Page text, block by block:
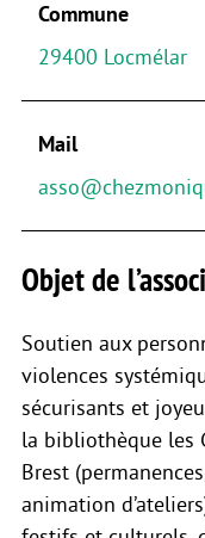
Commune
29400 Locmélar
Mail
Objet de
Soutien aux
violences
sécurisants et
la bibliothèque les
Brest
animation